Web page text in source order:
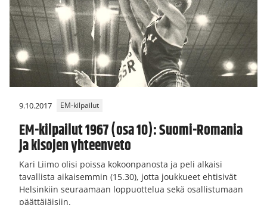
9.10.2017 EM-kilpailut
EM-kilpailut 1967 (osa 10): Suomi-Romania
ja kisojen yhteenveto
Kari Liimo olisi poissa kokoonpanosta ja peli alkaisi
tavallista aikaisemmin (15.30), jotta joukkueet ehtisivät
Helsinkiin seuraamaan loppuottelua sekä osallistumaan
päättäjäisiin.